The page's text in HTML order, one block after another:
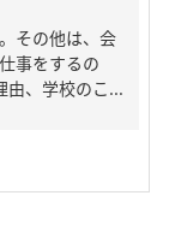
その他は、会
事をするの
由、学校のこ...